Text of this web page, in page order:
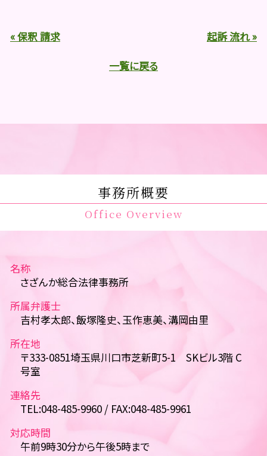
« 保釈 請求
起訴 流れ »
一覧に戻る
事務所概要
Office Overview
名称
さざんか総合法律事務所
所属弁護士
吉村孝太郎、飯塚隆史、玉作恵美、溝岡由里
所在地
〒333-0851埼玉県川口市芝新町5-1 SKビル3階 C
号室
連絡先
TEL:048-485-9960 / FAX:048-485-9961
対応時間
午前9時30分から午後5時まで